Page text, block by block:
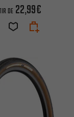
DE 22,99€